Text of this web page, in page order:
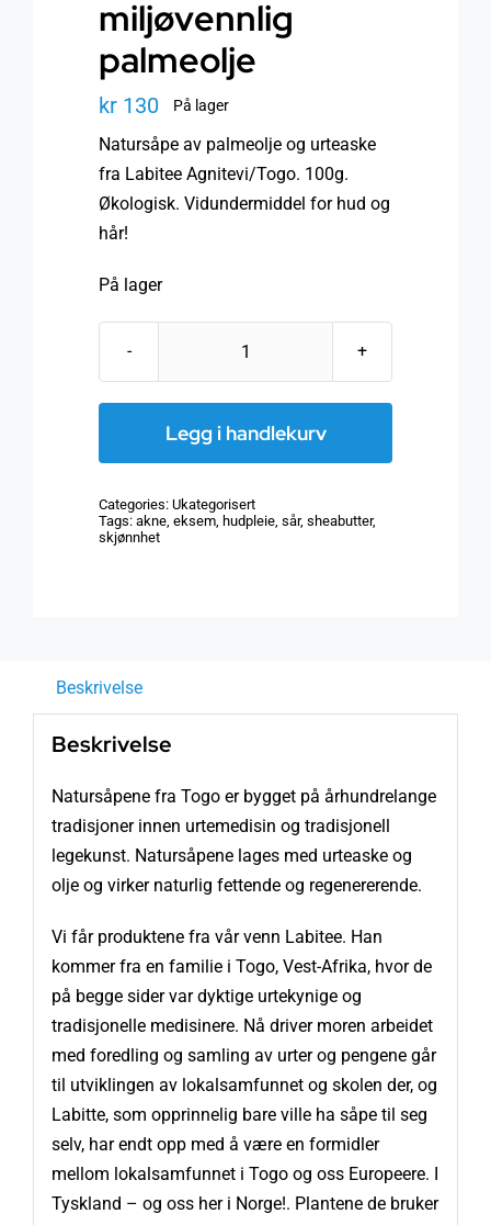
miljøvennlig
palmeolje
kr 130 På lager
Natursåpe av palmeolje og urteaske
fra Labitee Agnitevi/Togo. 100g.
Økologisk. Vidundermiddel for hud og
hår!
På lager
Natursåpe
miljøvennlig
Legg i handlekurv
Categories: Ukategorisert
Tags: akne eksem hudpleie sår, sheabutter,
skjønnhet
Beskrivelse
Beskrivelse
Natursåpene fra Togo er bygget på århundrelange
tradisjoner innen urtemedisin og tradisjonell
legekunst. Natursåpene lages med urteaske og
olje og virker naturlig fettende og regenererende.
Vi får produktene fra vår venn Labitee. Han
kommer fra en familie i Togo, Vest-Afrika, hvor de
på begge sider var dyktige urtekynige og
tradisjonelle medisinere. Nå driver moren arbeidet
med foredling og samling av urter og pengene går
til utviklingen av lokalsamfunnet og skolen der, og
Labitte, som opprinnelig bare ville ha såpe til seg
selv, har endt opp med å være en formidler
mellom lokalsamfunnet i Togo og oss Europeere. I
Tyskland – og oss her i Norge!. Plantene de bruker